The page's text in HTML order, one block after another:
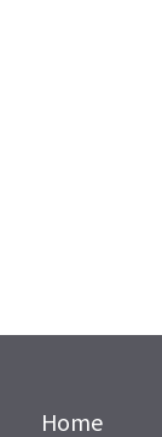
Home